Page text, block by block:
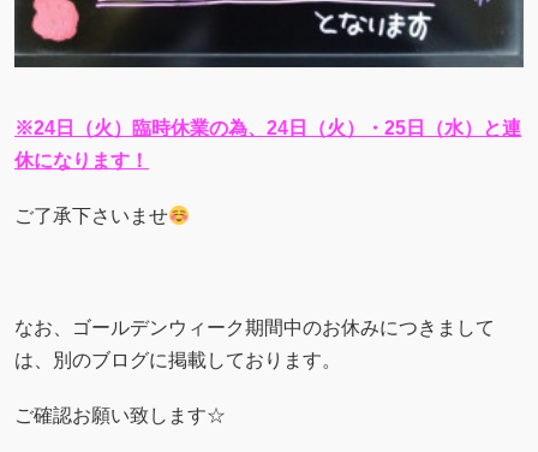
※24日（火）臨時休業の為、24日（火）・25日（水）と連
休になります！
ご了承下さいませ
なお、ゴールデンウィーク期間中のお休みにつきまして
は、別のブログに掲載しております。
ご確認お願い致します☆